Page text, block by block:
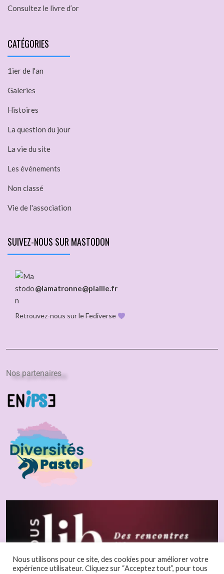
Consultez le livre d’or
CATÉGORIES
1ier de l'an
Galeries
Histoires
La question du jour
La vie du site
Les événements
Non classé
Vie de l'association
SUIVEZ-NOUS SUR MASTODON
@lamatronne@piaille.fr
Retrouvez-nous sur le Fediverse
Nos partenaires
Nous utilisons pour ce site, des cookies pour améliorer votre
expérience utilisateur. Cliquez sur “Acceptez tout”, pour tous